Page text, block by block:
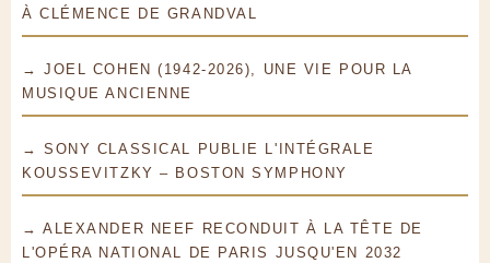
À CLÉMENCE DE GRANDVAL
→ JOEL COHEN (1942-2026), UNE VIE POUR LA
MUSIQUE ANCIENNE
→ SONY CLASSICAL PUBLIE L'INTÉGRALE
KOUSSEVITZKY – BOSTON SYMPHONY
→ ALEXANDER NEEF RECONDUIT À LA TÊTE DE
L'OPÉRA NATIONAL DE PARIS JUSQU'EN 2032